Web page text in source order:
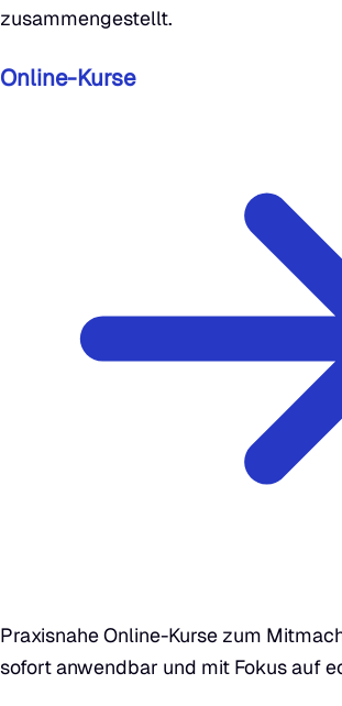
zusammengestellt.
Online-Kurse
Praxisnahe Online-Kurse zum
sofort anwendbar und mit Fokus auf